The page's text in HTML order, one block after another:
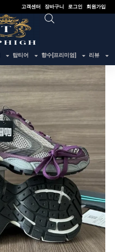
고객센터 장바구니 로그인 회원가입
탑티어 향수[프리미엄] 리뷰